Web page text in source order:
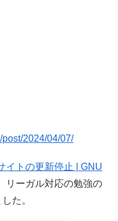
2024/04/07/
イトの更新停止 | GNU
リーガル対応の勉強の
た。